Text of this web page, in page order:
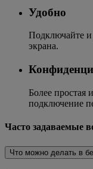
Удобно
Подключайте и
экрана.
Более простая
подключение
Часто задаваемые
Что можно делать в